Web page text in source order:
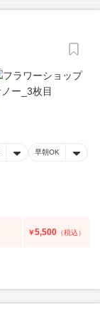
早朝OK
￥5,500 （税込）